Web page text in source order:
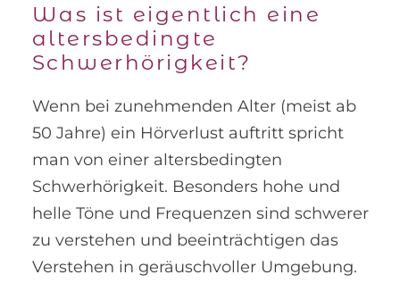
Was ist eigentlich eine
altersbedingte
Schwerhörigkeit?
Wenn bei zunehmenden Alter (meist ab
50 Jahre) ein Hörverlust auftritt spricht
man von einer altersbedingten
Schwerhörigkeit. Besonders hohe und
helle Töne und Frequenzen sind schwerer
zu verstehen und beeinträchtigen das
Verstehen in geräuschvoller Umgebung.